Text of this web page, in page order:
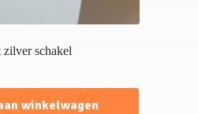
schakel
winkelwagen